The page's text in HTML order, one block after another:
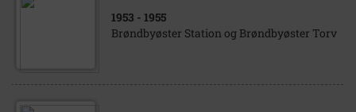
1953 - 1955
Brøndbyøster Station og Brøndbyøster Torv